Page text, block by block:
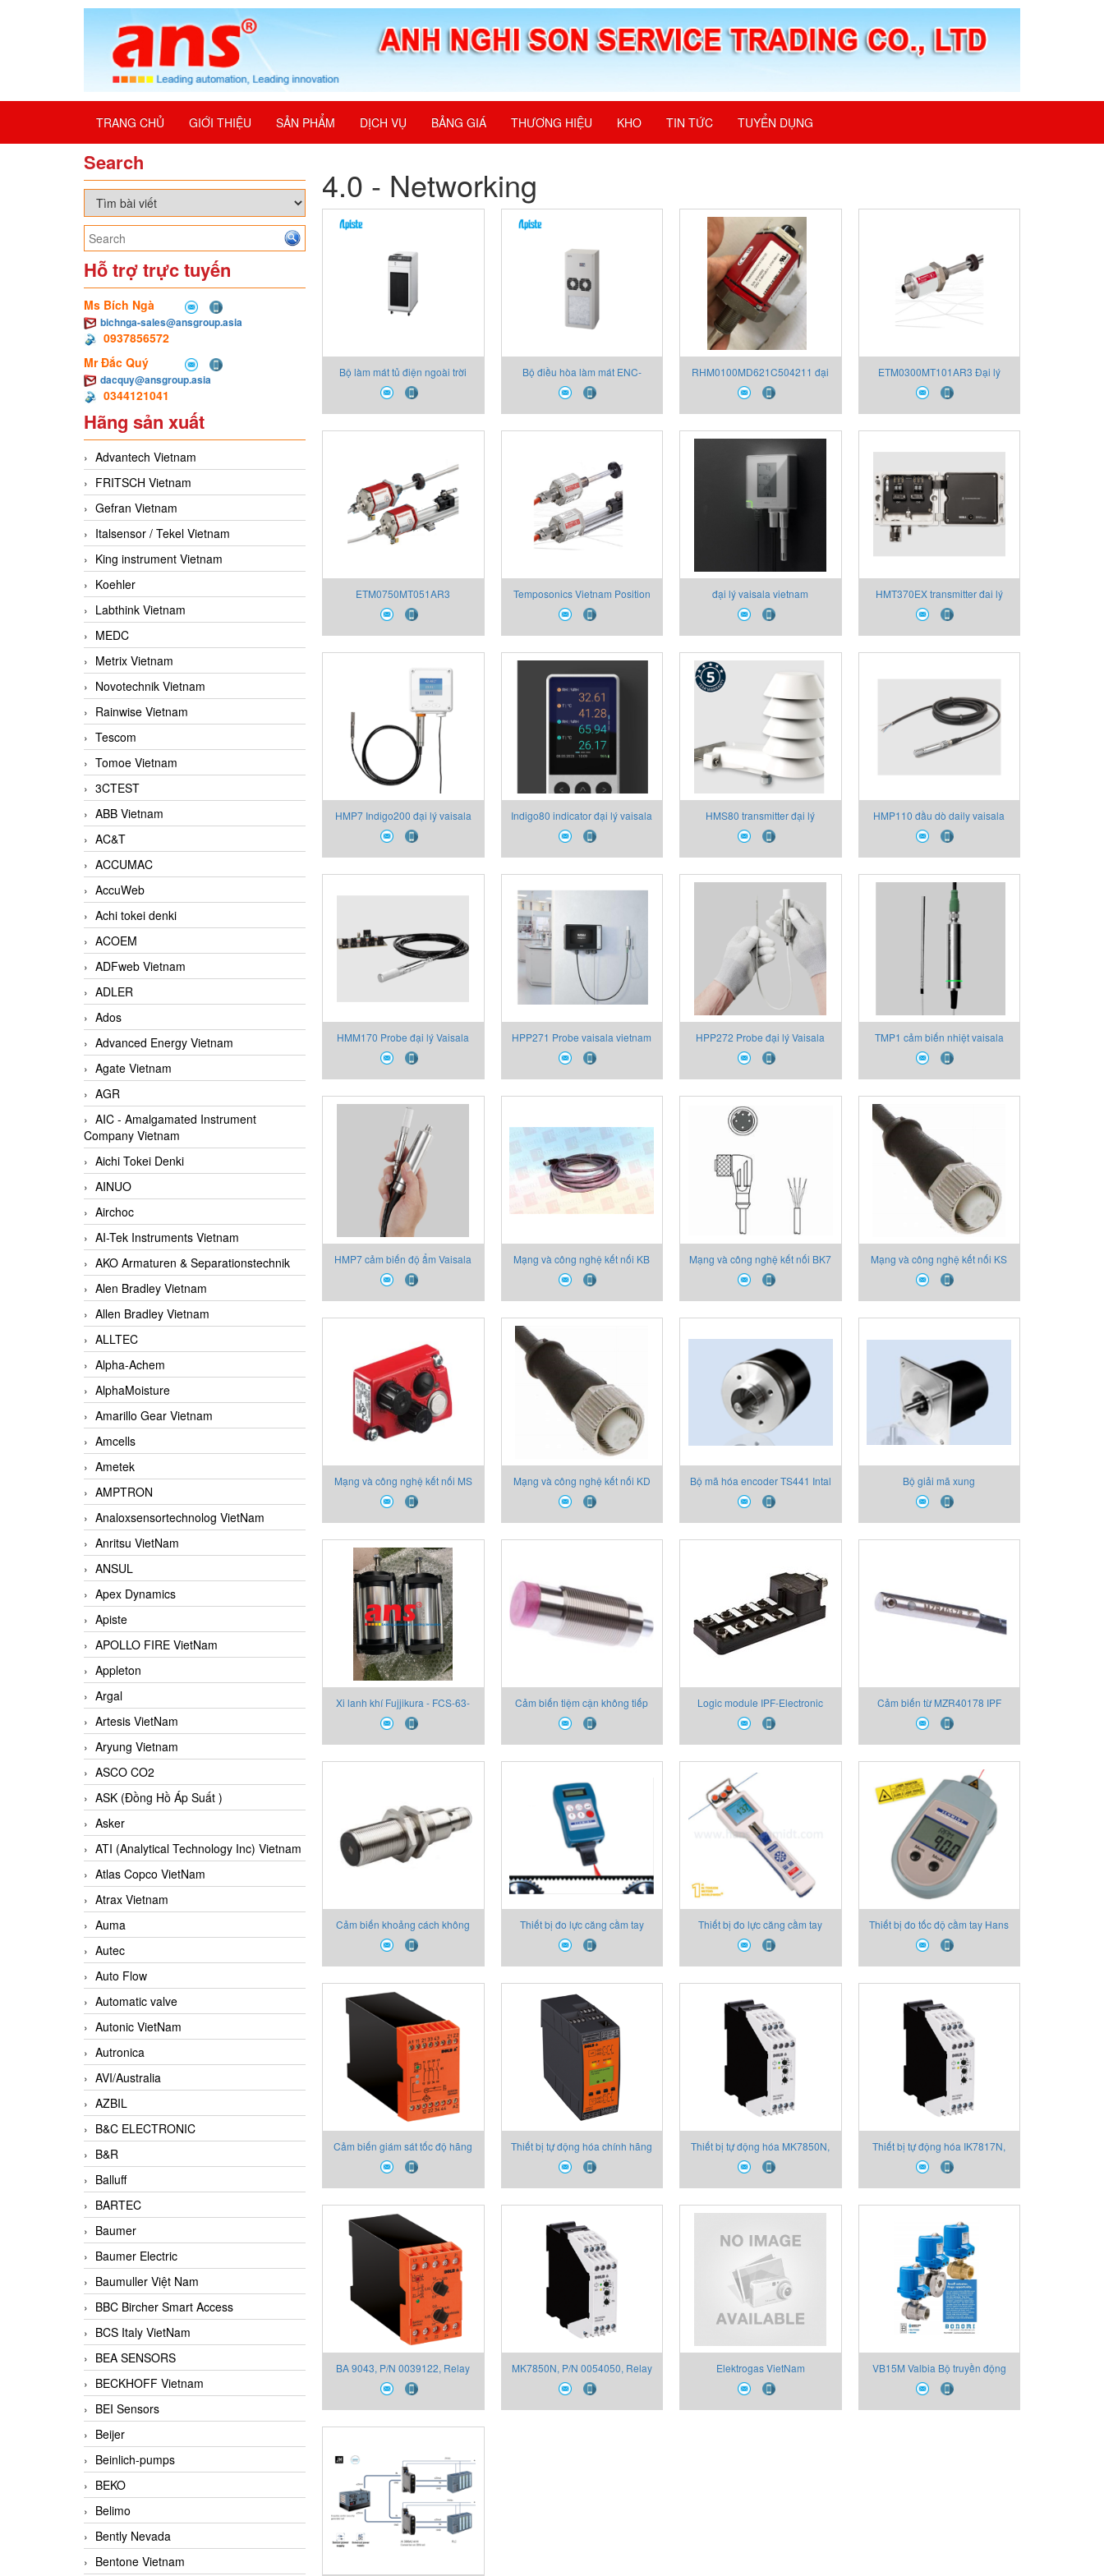
TRANG CHỦ GIỚI THIỆU SẢN PHẨM DỊCH VỤ BẢNG GIÁ THƯƠNG HIỆU KHO TIN TỨC TUYỂN DỤNG
Search
Hỗ trợ trực tuyến
Ms Bích Ngà
bichnga-sales@ansgroup.asia
0937856572
Mr Đắc Quý
dacquy@ansgroup.asia
0344121041
Hãng sản xuất
Advantech Vietnam
FRITSCH Vietnam
Gefran Vietnam
Italsensor / Tekel Vietnam
King instrument Vietnam
Koehler
Labthink Vietnam
MEDC
Metrix Vietnam
Novotechnik Vietnam
Rainwise Vietnam
Tescom
Tomoe Vietnam
3CTEST
ABB Vietnam
AC&T
ACCUMAC
AccuWeb
Achi tokei denki
ACOEM
ADFweb Vietnam
ADLER
Ados
Advanced Energy Vietnam
Agate Vietnam
AGR
AIC - Amalgamated Instrument
Company Vietnam
Aichi Tokei Denki
AINUO
Airchoc
AI-Tek Instruments Vietnam
AKO Armaturen & Separationstechnik
Alen Bradley Vietnam
Allen Bradley Vietnam
ALLTEC
Alpha-Achem
AlphaMoisture
Amarillo Gear Vietnam
Amcells
Ametek
AMPTRON
Analoxsensortechnolog VietNam
Anritsu VietNam
ANSUL
Apex Dynamics
Apiste
APOLLO FIRE VietNam
Appleton
Argal
Artesis VietNam
Aryung Vietnam
ASCO CO2
ASK (Đồng Hồ Áp Suất )
Asker
ATI (Analytical Technology Inc) Vietnam
Atlas Copco VietNam
Atrax Vietnam
Auma
Autec
Auto Flow
Automatic valve
Autonic VietNam
Autronica
AVI/Australia
AZBIL
B&C ELECTRONIC
B&R
Balluff
BARTEC
Baumer
Baumer Electric
Baumuller Việt Nam
BBC Bircher Smart Access
BCS Italy VietNam
BEA SENSORS
BECKHOFF Vietnam
BEI Sensors
Beijer
Beinlich-pumps
BEKO
Belimo
Bently Nevada
Bentone Vietnam
4.0 - Networking
Bộ làm mát tủ điện ngoài trời
ENC-GR510L-SUS Apiste
Bộ điều hòa làm mát ENC-
GR1000L-eco Apiste
RHM0100MD621C504211 đại
lý Temposonics viet nam
ETM0300MT101AR3 Đại lý
Temposonics Việt Nam
ETM0750MT051AR3
Temposonics E serie sensor
vietnam
Temposonics Vietnam Position
Sensor ET
ETM0400MT051AR3
đại lý vaisala vietnam
datalogger VDL200
HMT370EX transmitter đai lý
vaisala vietnam
HMP7 Indigo200 đại lý vaisala
vietnam
Indigo80 indicator đại lý vaisala
vietnam
HMS80 transmitter đại lý
vaisala vietnam
HMP110 đầu dò daily vaisala
vietnam
HMM170 Probe đại lý Vaisala
Vietnam
HPP271 Probe vaisala vietnam
HPP272 Probe đại lý Vaisala
vietnam
TMP1 cảm biến nhiệt vaisala
vietnam
HMP7 cảm biến độ ẩm Vaisala
Mạng và công nghệ kết nối KB
SSI/IBS-5000-BA Leuze
Mạng và công nghệ kết nối BK7
KB-092-5000-4 Ex Leuze
Mạng và công nghệ kết nối KS
ET-M12-4A-P7-050 Leuze
Mạng và công nghệ kết nối MS
307 Leuze
Mạng và công nghệ kết nối KD
U-M12-4A-V1-050 Leuze
Bộ mã hóa encoder TS441 Intal
Sensor
Bộ giải mã xung
TK560.F.20.11/30.S.K6.10.L07.PP2-
1130
Xi lanh khí Fujjikura - FCS-63-
78-S1
Cảm biến tiệm cận không tiếp
xúc IN991197 inductive sensor
IPF-Electronic
Logic module IPF-Electronic
VL600108
Cảm biến từ MZR40178 IPF
Electronic Viet Nam
Cảm biến khoảng cách không
tiếp xúc IB180121
Thiết bị đo lực căng cầm tay
dành cho băng tải RTM-400
Hans-schmidt
Thiết bị đo lực căng cầm tay
dành cho dệt may và dây cáp
Hans-Schmidt DTS-1000
Thiết bị đo tốc độ cầm tay Hans
- Schmidt PH 200L
Cảm biến giám sát tốc độ hãng
DOLD, DC24V
Thiết bị tự động hóa chính hãng
bộ giám sát tốc độ Dold
UH5947.04PS/001/61 DC24V,
Thiết bị tự động hóa MK7850N,
P/N 0056618, Relay đa chức
năng hãng DOLD, AC/DC12-
240V
Thiết bị tự động hóa IK7817N,
P/N 0054359, Relay đa chức
năng hãng DOLD, AC/DC12-
BA 9043, P/N 0039122, Relay
bảo vệ dưới áp Dold, 400HZ
400V 0,5-10S
MK7850N, P/N 0054050, Relay
đa chức năng hãng DOLD,
AC/DC12-240V
Elektrogas VietNam
VB15M Valbia Bộ truyền động
điện